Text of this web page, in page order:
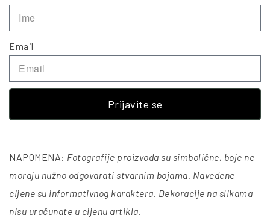
Email
Prijavite se
NAPOMENA: Fotografije proizvoda su simbolične, boje ne
moraju nužno odgovarati stvarnim bojama. Navedene
cijene su informativnog karaktera. Dekoracije na slikama
nisu uračunate u cijenu artikla.